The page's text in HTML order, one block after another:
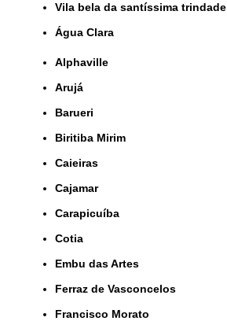
Vila bela da santíssima trindade
Água Clara
Alphaville
Arujá
Barueri
Biritiba Mirim
Caieiras
Cajamar
Carapicuíba
Cotia
Embu das Artes
Ferraz de Vasconcelos
Francisco Morato